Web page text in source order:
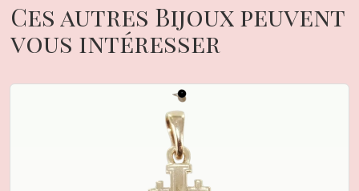
Ces autres Bijoux peuvent
vous intéresser